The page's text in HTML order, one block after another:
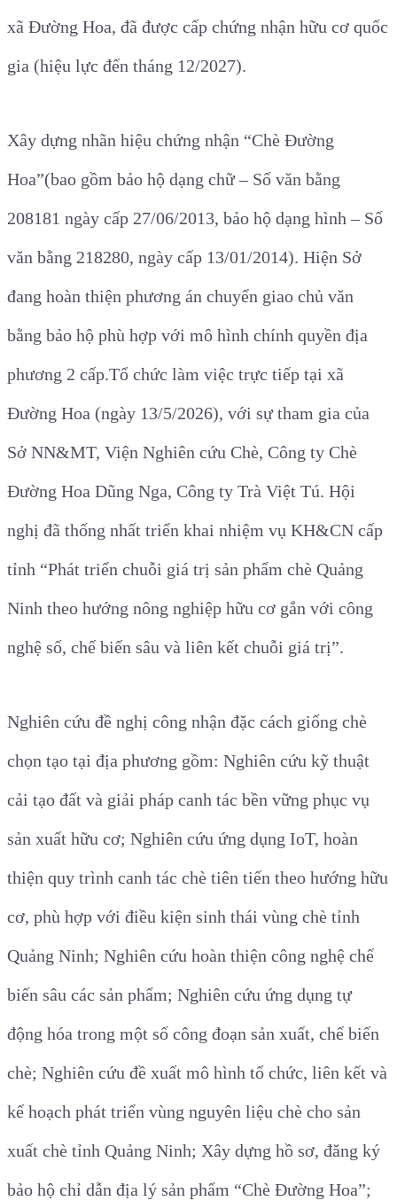
xã Đường Hoa, đã được cấp chứng nhận hữu cơ quốc
gia (hiệu lực đến tháng 12/2027).
Xây dựng nhãn hiệu chứng nhận “Chè Đường
Hoa”(bao gồm bảo hộ dạng chữ – Số văn bằng
208181 ngày cấp 27/06/2013, bảo hộ dạng hình – Số
văn bằng 218280, ngày cấp 13/01/2014). Hiện Sở
đang hoàn thiện phương án chuyển giao chủ văn
bằng bảo hộ phù hợp với mô hình chính quyền địa
phương 2 cấp.Tổ chức làm việc trực tiếp tại xã
Đường Hoa (ngày 13/5/2026), với sự tham gia của
Sở NN&MT, Viện Nghiên cứu Chè, Công ty Chè
Đường Hoa Dũng Nga, Công ty Trà Việt Tú. Hội
nghị đã thống nhất triển khai nhiệm vụ KH&CN cấp
tỉnh “Phát triển chuỗi giá trị sản phẩm chè Quảng
Ninh theo hướng nông nghiệp hữu cơ gắn với công
nghệ số, chế biến sâu và liên kết chuỗi giá trị”.
Nghiên cứu đề nghị công nhận đặc cách giống chè
chọn tạo tại địa phương gồm: Nghiên cứu kỹ thuật
cải tạo đất và giải pháp canh tác bền vững phục vụ
sản xuất hữu cơ; Nghiên cứu ứng dụng IoT, hoàn
thiện quy trình canh tác chè tiên tiến theo hướng hữu
cơ, phù hợp với điều kiện sinh thái vùng chè tỉnh
Quảng Ninh; Nghiên cứu hoàn thiện công nghệ chế
biến sâu các sản phẩm; Nghiên cứu ứng dụng tự
động hóa trong một số công đoạn sản xuất, chế biến
chè; Nghiên cứu đề xuất mô hình tổ chức, liên kết và
kế hoạch phát triển vùng nguyên liệu chè cho sản
xuất chè tỉnh Quảng Ninh; Xây dựng hồ sơ, đăng ký
bảo hộ chỉ dẫn địa lý sản phẩm “Chè Đường Hoa”;